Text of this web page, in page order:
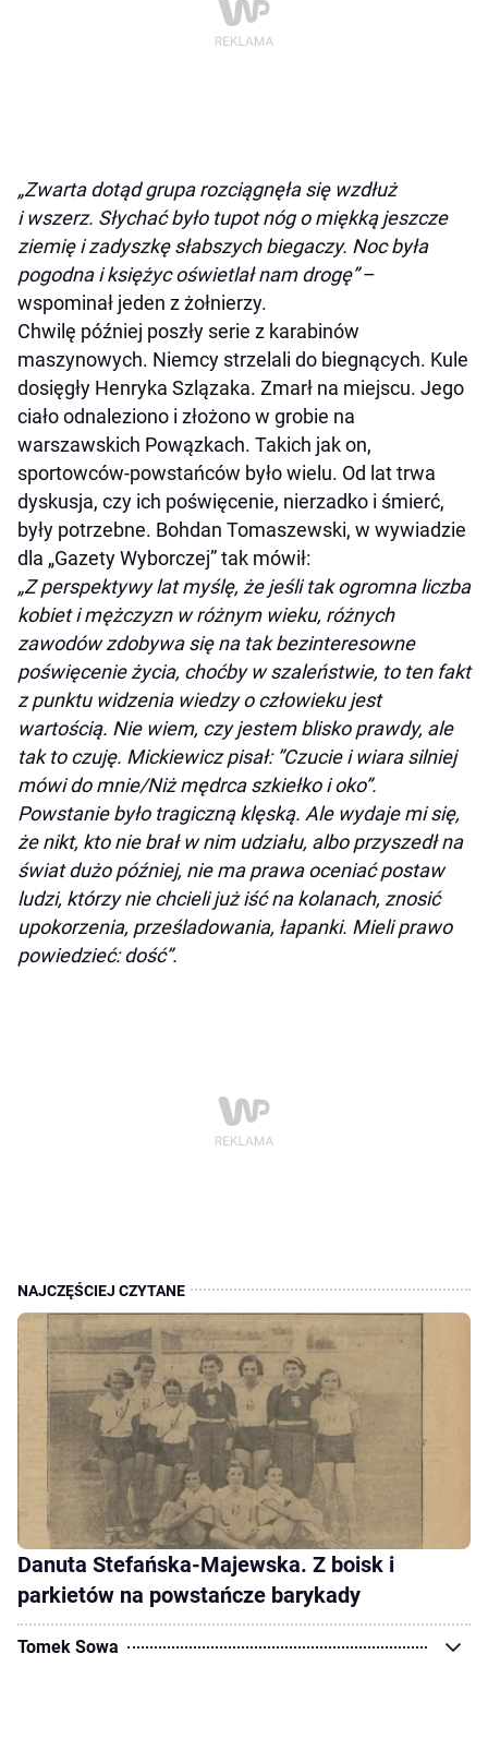
„Zwarta dotąd grupa rozciągnęła się wzdłuż
i wszerz. Słychać było tupot nóg o miękką jeszcze
ziemię i zadyszkę słabszych biegaczy. Noc była
pogodna i księżyc oświetlał nam drogę”–
wspominał jeden z żołnierzy.
Chwilę później poszły serie z karabinów
maszynowych. Niemcy strzelali do biegnących. Kule
dosięgły Henryka Szlązaka. Zmarł na miejscu. Jego
ciało odnaleziono i złożono w grobie na
warszawskich Powązkach. Takich jak on,
sportowców-powstańców było wielu. Od lat trwa
dyskusja, czy ich poświęcenie, nierzadko i śmierć,
były potrzebne. Bohdan Tomaszewski, w wywiadzie
dla „Gazety Wyborczej” tak mówił:
„Z perspektywy lat myślę, że jeśli tak ogromna liczba
kobiet i mężczyzn w różnym wieku, różnych
zawodów zdobywa się na tak bezinteresowne
poświęcenie życia, choćby w szaleństwie, to ten fakt
z punktu widzenia wiedzy o człowieku jest
wartością. Nie wiem, czy jestem blisko prawdy, ale
tak to czuję. Mickiewicz pisał: ”Czucie i wiara silniej
mówi do mnie/Niż mędrca szkiełko i oko”.
Powstanie było tragiczną klęską. Ale wydaje mi się,
że nikt, kto nie brał w nim udziału, albo przyszedł na
świat dużo później, nie ma prawa oceniać postaw
ludzi, którzy nie chcieli już iść na kolanach, znosić
upokorzenia, prześladowania, łapanki. Mieli prawo
powiedzieć: dość”.
Danuta Stefańska-Majewska. Z boisk i
parkietów na powstańcze barykady
Tomek Sowa